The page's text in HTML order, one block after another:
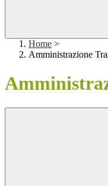
Home >
Amministrazione